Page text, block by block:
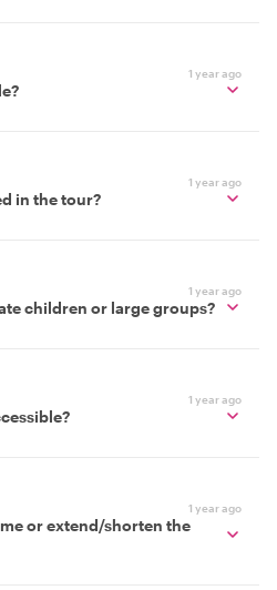
1 year ago
1 year ago
in the tour?
1 year ago
children or large groups?
1 year ago
1 year ago
or extend/shorten the